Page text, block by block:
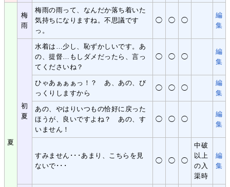
夏
梅
雨
梅雨の雨って、なんだか落ち着いた
気持ちになりますね。不思議です
っ。
◯ ◯ ◯
編
集
初
夏
水着は…少し、恥ずかしいです。あ
の、提督…もしダメだったら、言っ
てくださいね？
◯ ◯ ◯
編
集
ひゃあぁぁぁっ！？ あ、あの、び
っくりしますから
◯ ◯ ◯
編
集
あの、やはりいつもの恰好に戻った
ほうが、良いですよね？ あの、す
いません！
◯ ◯ ◯
編
集
すみません･･･あまり、こちらを見
ないで･･･
◯ ◯ ◯
中破
以上
の入
渠時
編
集